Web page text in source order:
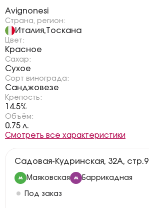
Avignonesi
Страна, регион:
Италия,Тоскана
Цвет:
Красное
Сахар:
Сухое
Сорт винограда:
Санджовезе
Крепость:
14.5%
Объём:
0.75 л.
Смотреть все характеристики
Садовая-Кудринская, 32А, стр.9
Маяковская Баррикадная
Под заказ